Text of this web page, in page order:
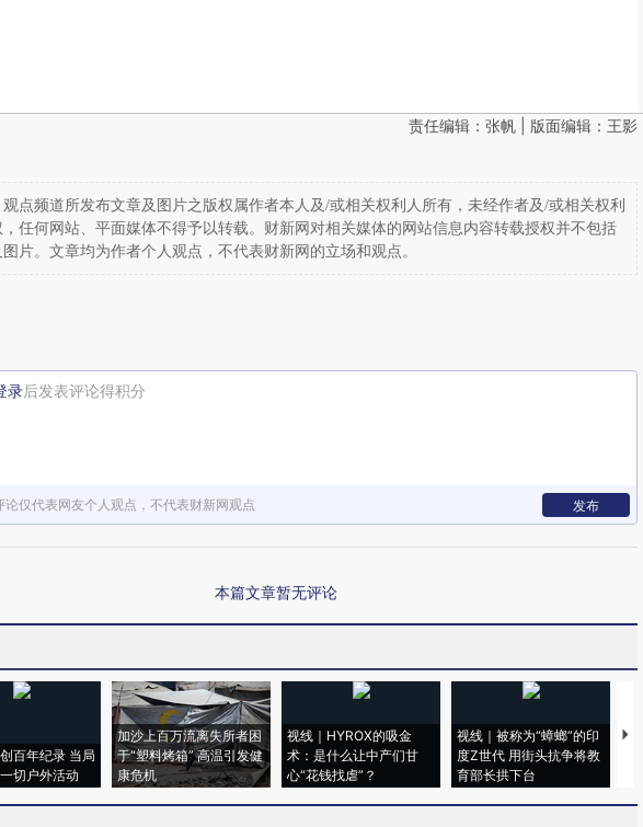
责任编辑：张帆 | 版面编辑：王影
点频道所发布文章及图片之版权属作者本人及/或相关权利人所有，未经作者及/或相关权利
，任何网站、平面媒体不得予以转载。财新网对相关媒体的网站信息内容转载授权并不包括
片。文章均为作者个人观点，不代表财新网的立场和观点。
录后发表评论得积分
论仅代表网友个人观点，不代表财新网观点 发布
本篇文章暂无评论
百年纪录 当局
切户外活动
加沙上百万流离失所者困
于“塑料烤箱” 高温引发健
康危机
视线｜HYROX的吸金
术：是什么让中产们甘
心“花钱找虐”？
视线｜被称为“蟑螂”的印
度Z世代 用街头抗争将教
育部长拱下台
视